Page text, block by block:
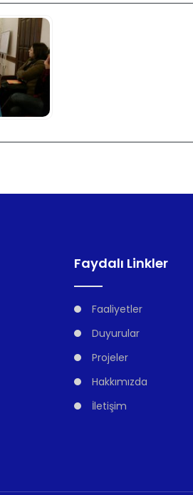
Faydalı Linkler
Faaliyetler
Duyurular
Projeler
Hakkımızda
İletişim